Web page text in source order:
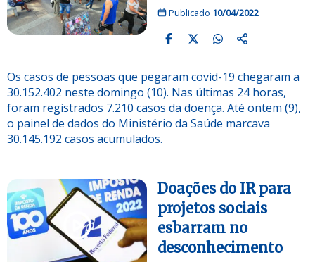
Publicado 10/04/2022
Os casos de pessoas que pegaram covid-19 chegaram a
30.152.402 neste domingo (10). Nas últimas 24 horas,
foram registrados 7.210 casos da doença. Até ontem (9),
o painel de dados do Ministério da Saúde marcava
30.145.192 casos acumulados.
Doações do IR para
projetos sociais
esbarram no
desconhecimento